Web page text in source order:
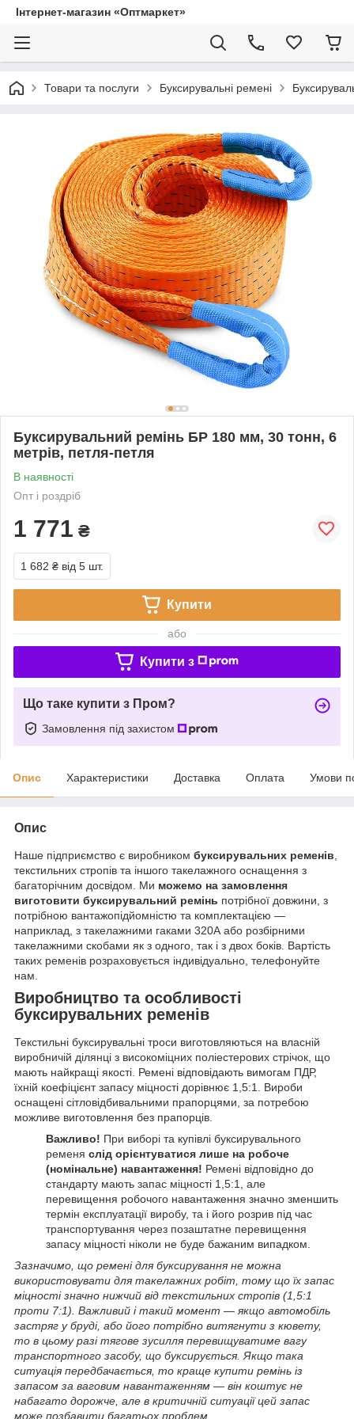
Інтернет-магазин «Оптмаркет»
Товари та послуги Буксирувальні ремені
Буксирувальний ремінь БР 180 мм, 30 тонн, 6
метрів, петля-петля
В наявності
Опт і роздріб
1 771 ₴
1 682 ₴ від 5 шт.
Купити
або
Купити з
Що таке купити з Пром?
Замовлення під захистом
Опис Характеристики Доставка Оплата Умови
Опис
Наше підприємство є виробником буксирувальних ременів
текстильних стропів та іншого такелажного оснащення з
багаторічним досвідом. Ми можемо на замовлення
виготовити буксирувальний ремінь потрібної довжини, з
потрібною вантажопідйомністю та комплектацією —
наприклад, з такелажними гаками 320А або розбірними
такелажними скобами як з одного, так і з двох боків. Вартість
таких ременів розраховується індивідуально, телефонуйте
нам.
Виробництво та особливості
буксирувальних ременів
Текстильні буксирувальні троси виготовляються на власній
виробничій ділянці з високоміцних поліестерових стрічок, що
мають найкращі якості. Ремені відповідають вимогам ПДР,
їхній коефіцієнт запасу міцності дорівнює 1,5:1. Вироби
оснащені сітловідбивальними прапорцями, за потребою
можливе виготовлення без прапорців.
Важливо! При виборі та купівлі буксирувального
ременя слід орієнтуватися лише на робоче
(номінальне) навантаження! Ремені відповідно до
стандарту мають запас міцності 1,5:1, але
перевищення робочого навантаження значно зменшить
термін експлуатації виробу, та і його розрив під час
транспортування через позаштатне перевищення
запасу міцності ніколи не буде бажаним випадком.
Зазначимо, що ремені для буксирування не можна
використовувати для такелажних робіт, тому що їх запас
міцності значно нижчий від текстильних стропів (1,5:1
проти 7:1). Важливий і такий момент — якщо автомобіль
застряг у бруді, або його потрібно витягнути з кювету,
то в цьому разі тягове зусилля перевищуватиме вагу
транспортного засобу, що буксирується. Якщо така
ситуація передбачається, то краще купити ремінь із
запасом за ваговим навантаженням — він коштує не
набагато дорожче, але в критичній ситуації цей запас
може позбавити багатьох проблем.